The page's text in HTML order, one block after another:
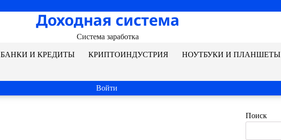
Доходная система
Система заработка
БАНКИ И КРЕДИТЫ КРИПТОИНДУСТРИЯ НОУТБУКИ И ПЛАНШЕТЫ
Войти
Поиск